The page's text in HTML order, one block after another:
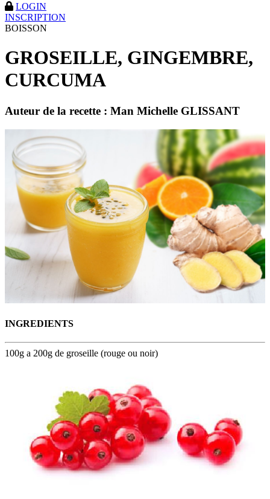
LOGIN
INSCRIPTION
BOISSON
GROSEILLE, GINGEMBRE,
CURCUMA
Auteur de la recette : Man Michelle GLISSANT
INGREDIENTS
100g a 200g de groseille (rouge ou noir)